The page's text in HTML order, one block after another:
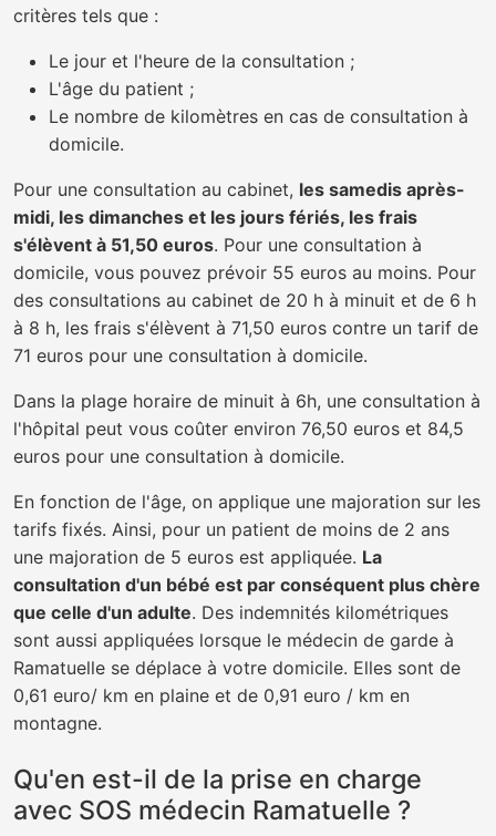
critères tels que :
Le jour et l'heure de la consultation ;
L'âge du patient ;
Le nombre de kilomètres en cas de consultation à
domicile.
Pour une consultation au cabinet, les samedis après-
midi, les dimanches et les jours fériés, les frais
s'élèvent à 51,50 euros. Pour une consultation à
domicile, vous pouvez prévoir 55 euros au moins. Pour
des consultations au cabinet de 20 h à minuit et de 6 h
à 8 h, les frais s'élèvent à 71,50 euros contre un tarif de
71 euros pour une consultation à domicile.
Dans la plage horaire de minuit à 6h, une consultation à
l'hôpital peut vous coûter environ 76,50 euros et 84,5
euros pour une consultation à domicile.
En fonction de l'âge, on applique une majoration sur les
tarifs fixés. Ainsi, pour un patient de moins de 2 ans
une majoration de 5 euros est appliquée. La
consultation d'un bébé est par conséquent plus chère
que celle d'un adulte. Des indemnités kilométriques
sont aussi appliquées lorsque le médecin de garde à
Ramatuelle se déplace à votre domicile. Elles sont de
0,61 euro/ km en plaine et de 0,91 euro / km en
montagne.
Qu'en est-il de la prise en charge
avec SOS médecin Ramatuelle ?